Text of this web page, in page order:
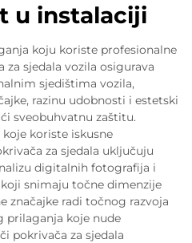
u instalaciji
koju koriste profesionalne
sjedala vozila osigurava
sjedištima vozila,
razinu udobnosti i estetski
sveobuhvatnu zaštitu.
koriste iskusne
za sjedala uključuju
digitalnih fotografija i
snimaju točne dimenzije
značajke radi točnog razvoja
prilaganja koje nude
pokrivača za sjedala